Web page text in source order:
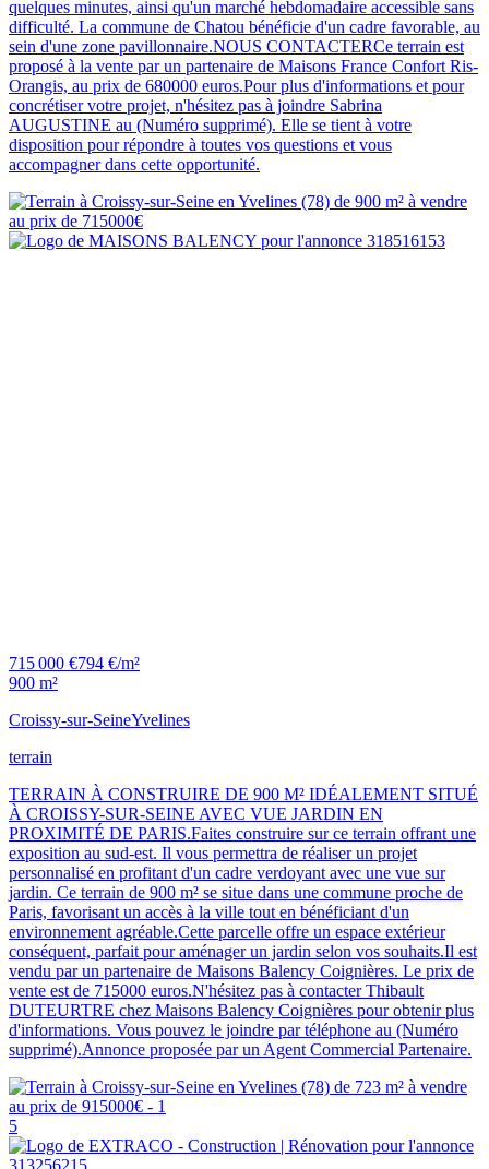
quelques minutes, ainsi qu'un marché hebdomadaire accessible sans
difficulté. La commune de Chatou bénéficie d'un cadre favorable, au
sein d'une zone pavillonnaire.NOUS CONTACTERCe terrain est
proposé à la vente par un partenaire de Maisons France Confort Ris-
Orangis, au prix de 680000 euros.Pour plus d'informations et pour
concrétiser votre projet, n'hésitez pas à joindre Sabrina
AUGUSTINE au (Numéro supprimé). Elle se tient à votre
disposition pour répondre à toutes vos questions et vous
accompagner dans cette opportunité.
715 000 €794 €/m²
900 m²
Croissy-sur-SeineYvelines
terrain
TERRAIN À CONSTRUIRE DE 900 M² IDÉALEMENT SITUÉ
À CROISSY-SUR-SEINE AVEC VUE JARDIN EN
PROXIMITÉ DE PARIS.Faites construire sur ce terrain offrant une
exposition au sud-est. Il vous permettra de réaliser un projet
personnalisé en profitant d'un cadre verdoyant avec une vue sur
jardin. Ce terrain de 900 m² se situe dans une commune proche de
Paris, favorisant un accès à la ville tout en bénéficiant d'un
environnement agréable.Cette parcelle offre un espace extérieur
conséquent, parfait pour aménager un jardin selon vos souhaits.Il est
vendu par un partenaire de Maisons Balency Coignières. Le prix de
vente est de 715000 euros.N'hésitez pas à contacter Thibault
DUTEURTRE chez Maisons Balency Coignières pour obtenir plus
d'informations. Vous pouvez le joindre par téléphone au (Numéro
supprimé).Annonce proposée par un Agent Commercial Partenaire.
5